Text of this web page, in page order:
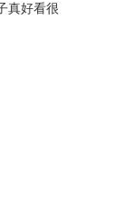
真好看很